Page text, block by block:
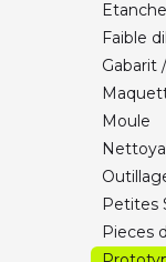
TPE -
TPU -
Faible
Gabarit
Moule
Petites
Pieces